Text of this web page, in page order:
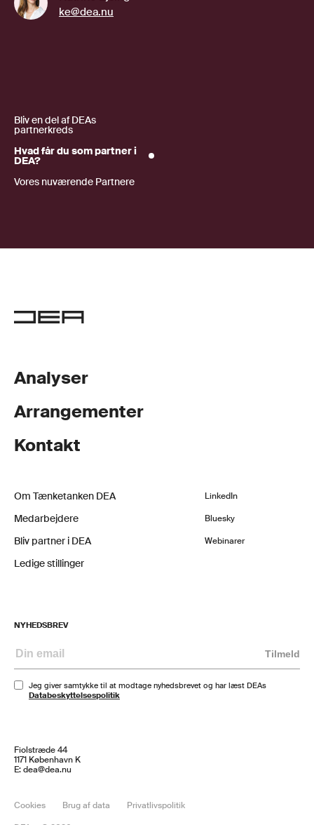
Bliv en del af DEAs
partnerkreds
Hvad får du som partner i
DEA?
Vores nuværende Partnere
ke@dea.nu
Analyser
Arrangementer
Kontakt
Om Tænketanken DEA
Medarbejdere
Bliv partner i DEA
Ledige stillinger
LinkedIn
Bluesky
Webinarer
NYHEDSBREV
Tilmeld
Jeg giver samtykke til at modtage nyhedsbrevet og har læst DEAs
Databeskyttelsespolitik
Fiolstræde 44
1171 København K
E:dea@dea.nu
Cookies Brug af data
Privatlivspolitik